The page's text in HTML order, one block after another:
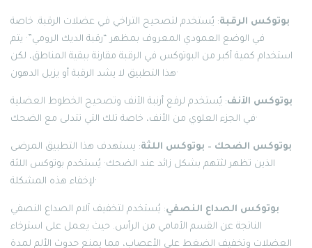
بوتوكس الرقبة: يُستخدم لتصحيح التراخي في عضلات الرقبة. خاصة
في الوضع العمودي المعروف بمظهر “رقبة الديك الرومي”· يتم
استخدام كمية أكبر من البوتوكس في الرقبة مقارنة ببقية المناطق، لكن
هذا التطبيق لا يشد الرقبة أو يزيل الدهون·
بوتوكس الأنف: يُستخدم لرفع أرنبة الأنف وتصحيح الخطوط العضلية
في الجزء العلوي من الأنف، خاصة تلك التي تتدلى مع الضحك·
بوتوكس الضحك – بوتوكس اللثة: يستهدف هذا التطبيق المرضى
الذين تظهر لثتهم بشكل زائد عند الضحك· يُستخدم بوتوكس اللثة
لإخفاء هذه المشكلة·
بوتوكس الصداع النصفي: يُستخدم لتخفيف آلام الصداع النصفي
الناتجة عن القسم الأمامي من الرأس. حيث يعمل على استرخاء
العضلات وتخفيف الضغط على الأعصاب، مما يمنع حدوث الألم لمدة